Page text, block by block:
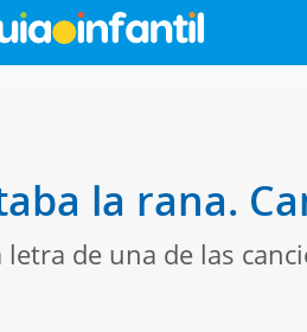
la rana.
letra de una de las